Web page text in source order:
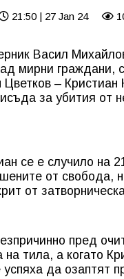
21:50 | 27 Jan 24
Васил
мирни граждани,
–
за убития от
се е случило на
от свобода,
от
пред
тила, а когато
да озаптят